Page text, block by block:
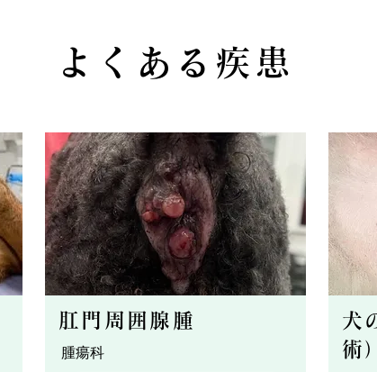
よくある疾患
肛門周囲腺腫
腫瘍科
犬
術）